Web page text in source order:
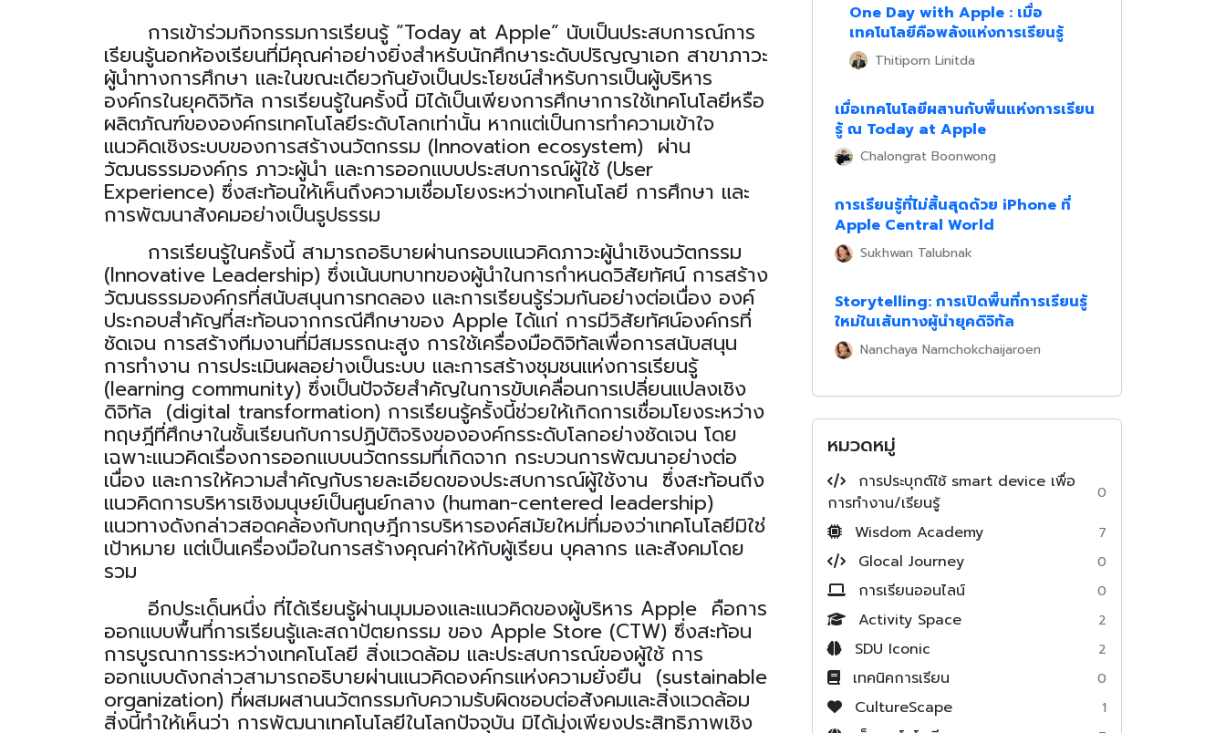
การเข้าร่วมกิจกรรมการเรียนรู้ “Today at Apple” นับเป็นประสบการณ์การ
เรียนรู้นอกห้องเรียนที่มีคุณค่าอย่างยิ่งสำหรับนักศึกษาระดับปริญญาเอก สาขาภาวะ
ผู้นำทางการศึกษา และในขณะเดียวกันยังเป็นประโยชน์สำหรับการเป็นผู้บริหาร
องค์กรในยุคดิจิทัล การเรียนรู้ในครั้งนี้ มิได้เป็นเพียงการศึกษาการใช้เทคโนโลยีหรือ
ผลิตภัณฑ์ขององค์กรเทคโนโลยีระดับโลกเท่านั้น หากแต่เป็นการทำความเข้าใจ
แนวคิดเชิงระบบของการสร้างนวัตกรรม (Innovation ecosystem) ผ่าน
วัฒนธรรมองค์กร ภาวะผู้นำ และการออกแบบประสบการณ์ผู้ใช้ (User
Experience) ซึ่งสะท้อนให้เห็นถึงความเชื่อมโยงระหว่างเทคโนโลยี การศึกษา และ
การพัฒนาสังคมอย่างเป็นรูปธรรม
การเรียนรู้ในครั้งนี้ สามารถอธิบายผ่านกรอบแนวคิดภาวะผู้นำเชิงนวัตกรรม
(Innovative Leadership) ซึ่งเน้นบทบาทของผู้นำในการกำหนดวิสัยทัศน์ การสร้าง
วัฒนธรรมองค์กรที่สนับสนุนการทดลอง และการเรียนรู้ร่วมกันอย่างต่อเนื่อง องค์
ประกอบสำคัญที่สะท้อนจากกรณีศึกษาของ Apple ได้แก่ การมีวิสัยทัศน์องค์กรที่
ชัดเจน การสร้างทีมงานที่มีสมรรถนะสูง การใช้เครื่องมือดิจิทัลเพื่อการสนับสนุน
การทำงาน การประเมินผลอย่างเป็นระบบ และการสร้างชุมชนแห่งการเรียนรู้
(learning community) ซึ่งเป็นปัจจัยสำคัญในการขับเคลื่อนการเปลี่ยนแปลงเชิง
ดิจิทัล (digital transformation) การเรียนรู้ครั้งนี้ช่วยให้เกิดการเชื่อมโยงระหว่าง
ทฤษฎีที่ศึกษาในชั้นเรียนกับการปฏิบัติจริงขององค์กรระดับโลกอย่างชัดเจน โดย
เฉพาะแนวคิดเรื่องการออกแบบนวัตกรรมที่เกิดจาก กระบวนการพัฒนาอย่างต่อ
เนื่อง และการให้ความสำคัญกับรายละเอียดของประสบการณ์ผู้ใช้งาน ซึ่งสะท้อนถึง
แนวคิดการบริหารเชิงมนุษย์เป็นศูนย์กลาง (human-centered leadership)
แนวทางดังกล่าวสอดคล้องกับทฤษฎีการบริหารองค์สมัยใหม่ที่มองว่าเทคโนโลยีมิใช่
เป้าหมาย แต่เป็นเครื่องมือในการสร้างคุณค่าให้กับผู้เรียน บุคลากร และสังคมโดย
รวม
อีกประเด็นหนึ่ง ที่ได้เรียนรู้ผ่านมุมมองและแนวคิดของผู้บริหาร Apple คือการ
ออกแบบพื้นที่การเรียนรู้และสถาปัตยกรรม ของ Apple Store (CTW) ซึ่งสะท้อน
การบูรณาการระหว่างเทคโนโลยี สิ่งแวดล้อม และประสบการณ์ของผู้ใช้ การ
ออกแบบดังกล่าวสามารถอธิบายผ่านแนวคิดองค์กรแห่งความยั่งยืน (sustainable
organization) ที่ผสมผสานนวัตกรรมกับความรับผิดชอบต่อสังคมและสิ่งแวดล้อม
สิ่งนี้ทำให้เห็นว่า การพัฒนาเทคโนโลยีในโลกปัจจุบัน มิได้มุ่งเพียงประสิทธิภาพเชิง
One Day with Apple : เมื่อ
เทคโนโลยีคือพลังแห่งการเรียนรู้
Thitiporn Linitda
เมื่อเทคโนโลยีผสานกับพื้นแห่งการเรียน
รู้ ณ Today at Apple
Chalongrat Boonwong
การเรียนรู้ที่ไม่สิ้นสุดด้วย iPhone ที่
Apple Central World
Sukhwan Talubnak
Storytelling: การเปิดพื้นที่การเรียนรู้
ใหม่ในเส้นทางผู้นำยุคดิจิทัล
Nanchaya Namchokchaijaroen
หมวดหมู่
การประบุกต์ใช้ smart device เพื่อ
การทำงาน/เรียนรู้
0
Wisdom Academy 7
Glocal Journey 0
การเรียนออนไลน์ 0
Activity Space 2
SDU Iconic 2
เทคนิคการเรียน 0
CultureScape 1